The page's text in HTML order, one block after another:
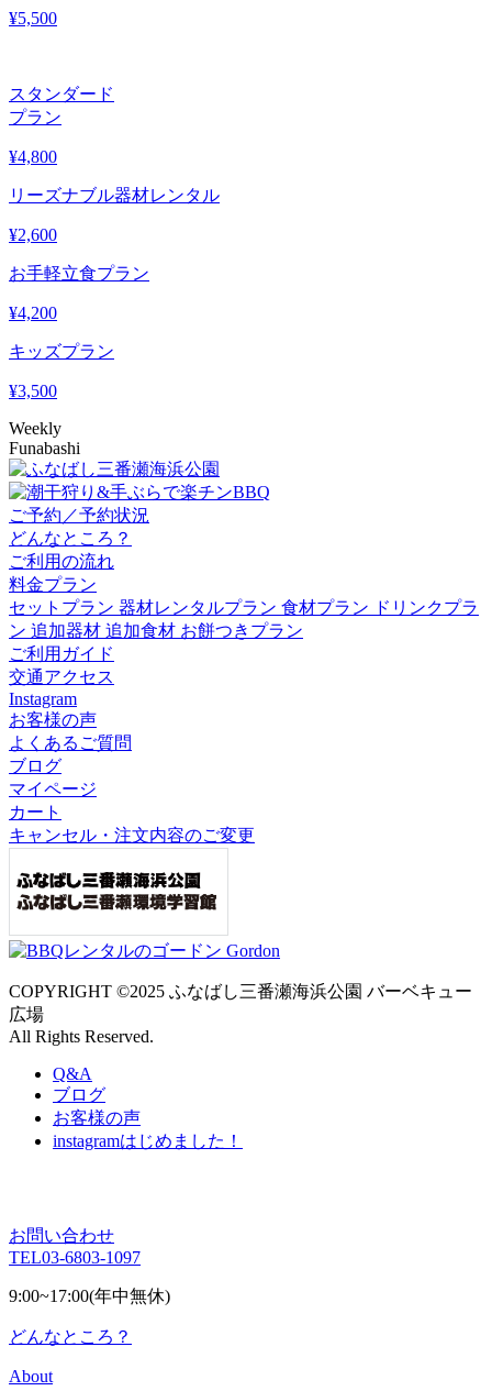
¥5,500
スタンダード
プラン
¥4,800
リーズナブル器材レンタル
¥2,600
お手軽立食プラン
¥4,200
キッズプラン
¥3,500
Weekly
Funabashi
ご予約／予約状況
どんなところ？
ご利用の流れ
料金プラン
セットプラン 器材レンタルプラン 食材プラン ドリンクプラ
ン 追加器材 追加食材 お餅つきプラン
ご利用ガイド
交通アクセス
Instagram
お客様の声
よくあるご質問
ブログ
マイページ
カート
キャンセル・注文内容のご変更
COPYRIGHT ©2025 ふなばし三番瀬海浜公園 バーベキュー
広場
All Rights Reserved.
Q&A
ブログ
お客様の声
instagramはじめました！
お問い合わせ
TEL03-6803-1097
9:00~17:00(年中無休)
どんなところ？
About